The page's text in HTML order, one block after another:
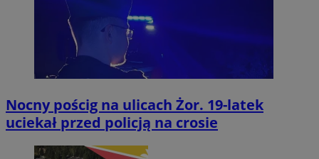
Nocny pościg na ulicach Żor. 19-latek
uciekał przed policją na crosie